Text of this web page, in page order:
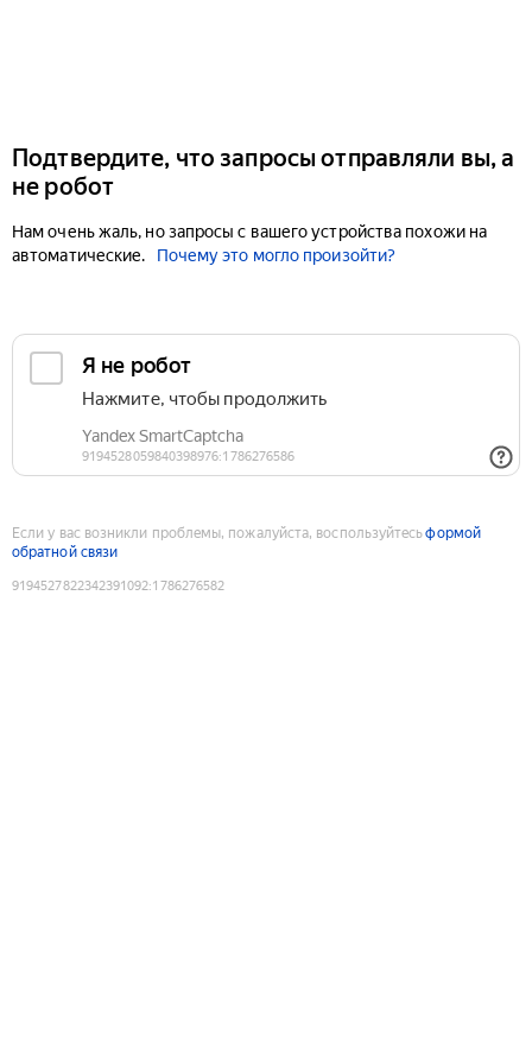
Подтвердите, что запросы отправляли вы, а
не робот
Нам очень жаль, но запросы с вашего устройства похожи на
автоматические.
Почему это могло произойти?
Если у вас возникли проблемы, пожалуйста, воспользуйтесьформой
обратной связи
9194527822342391092:1786276582